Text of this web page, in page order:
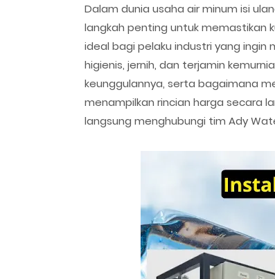
Dalam dunia usaha air minum isi
langkah penting untuk memastikan
ideal bagi pelaku industri yang ingin
higienis, jernih, dan terjamin
keunggulannya, serta bagaimana
menampilkan rincian harga secara
langsung menghubungi tim Ady